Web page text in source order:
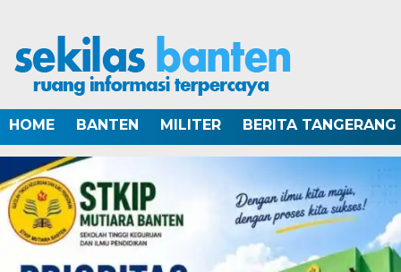
HOME BANTEN MILITER BERITA TANGERANG